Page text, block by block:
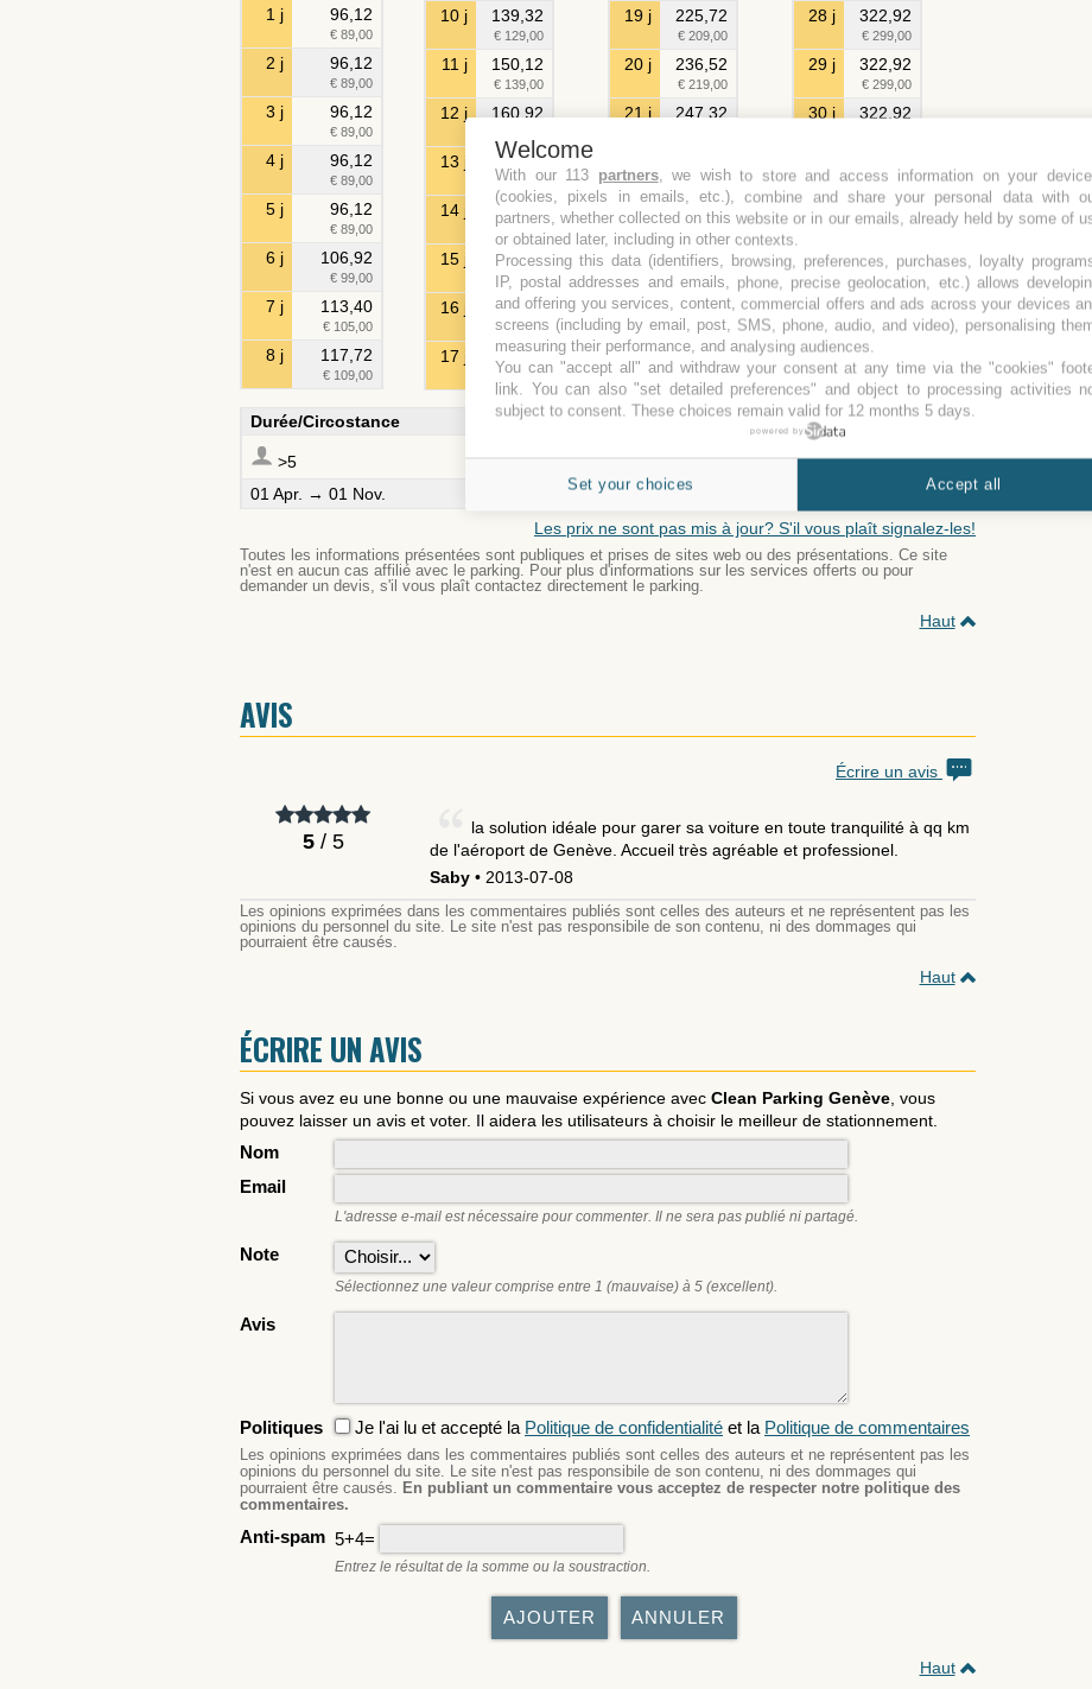
1 j 96,12
€ 89,00
2 j 96,12
€ 89,00
3 j 96,12
€ 89,00
4 j 96,12
€ 89,00
5 j 96,12
€ 89,00
6 j 106,92
€ 99,00
7 j 113,40
€ 105,00
8 j 117,72
€ 109,00
10 j 139,32
€ 129,00
11 j 150,12
€ 139,00
12 j 160,92
13 j 171,72
€ 159,00
14 j 182,52
€ 169,00
15 j 193,32
€ 179,00
16 j 199,80
€ 185,00
17 j 205,20
€ 190,00
19 j 225,72
€ 209,00
20 j 236,52
€ 219,00
21 j 247,32
€ 239,00
23 j 268,92
€ 249,00
24 j 279,72
€ 259,00
25 j 290,52
€ 269,00
26 j 301,32
€ 279,00
28 j 322,92
€ 299,00
29 j 322,92
€ 299,00
30 j 322,92
Durée/Circostance Types de stationnement Supplément
>5
01 Apr. → 01 Nov. De tous les types
Les prix ne sont pas mis à jour? S'il vous plaît signalez-les!
Toutes les informations présentées sont publiques et prises de sites web ou des présentations. Ce site
n'est en aucun cas affilié avec le parking. Pour plus d'informations sur les services offerts ou pour
demander un devis, s'il vous plaît contactez directement le parking.
Haut
AVIS
Écrire un avis
5/ 5
la solution idéale pour garer sa voiture en toute tranquilité à qq km
de l'aéroport de Genève. Accueil très agréable et professionel.
Saby • 2013-07-08
Les opinions exprimées dans les commentaires publiés sont celles des auteurs et ne représentent pas les
opinions du personnel du site. Le site n'est pas responsibile de son contenu, ni des dommages qui
pourraient être causés.
Haut
ÉCRIRE UN AVIS
Si vous avez eu une bonne ou une mauvaise expérience avec Clean Parking Genève , vous
pouvez laisser un avis et voter. Il aidera les utilisateurs à choisir le meilleur de stationnement.
Nom
Email
L'adresse e-mail est nécessaire pour commenter. Il ne sera pas publié ni partagé.
Note
Sélectionnez une valeur comprise entre 1 (mauvaise) à 5 (excellent).
Avis
Politiques Je l'ai lu et accepté la Politique de confidentialité et la Politique de commentaires
Les opinions exprimées dans les commentaires publiés sont celles des auteurs et ne représentent pas les
opinions du personnel du site. Le site n'est pas responsibile de son contenu, ni des dommages qui
pourraient être causés.
En publiant un commentaire vous acceptez de respecter notre politique des
commentaires.
Anti-spam 5+4=
Entrez le résultat de la somme ou la soustraction.
Haut
Welcome
With our 113 partners, we wish to store and access information on your
(cookies, pixels in emails, etc.), combine and share your personal data with
partners, whether collected on this website or in our emails, already held by some of
or obtained later, including in other contexts.
Processing this data (identifiers, browsing, preferences, purchases, loyalty
IP, postal addresses and emails, phone, precise geolocation, etc.) allows
and offering you services, content, commercial offers and ads across your devices
screens (including by email, post, SMS, phone, audio, and video), personalising
measuring their performance, and analysing audiences.
You can "accept all" and withdraw your consent at any time via the "cookies"
link. You can also "set detailed preferences" and object to processing activities
subject to consent. These choices remain valid for 12 months 5 days.
powered by
Set your choices Accept all